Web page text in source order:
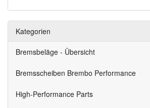
Kategorien
Bremsbeläge - Übersicht
Bremsscheiben Brembo Performance
High-Performance Parts